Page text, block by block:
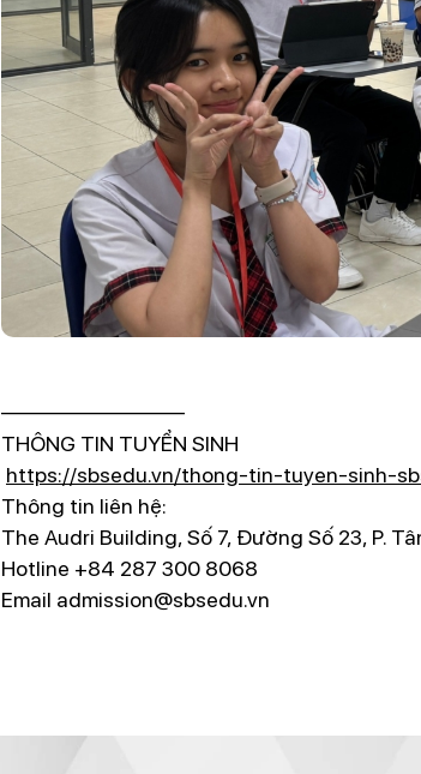
————————–
THÔNG TIN TUYỂN SINH
https://sbsedu.vn/thong-tin-tuyen-sinh-
Thông tin liên hệ:
️The Audri Building, Số 7, Đường Số 23, P.
Hotline +84 287 300 8068
Email admission@sbsedu.vn